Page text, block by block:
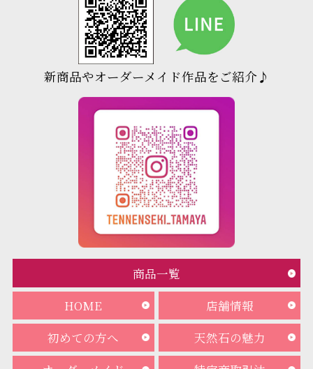
新商品やオーダーメイド作品をご紹介♪
商品一覧
HOME
店舗情報
初めての方へ
天然石の魅力